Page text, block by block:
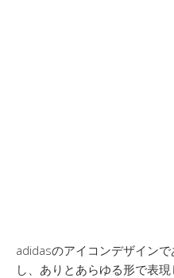
adidasのアイコンデザイン
し、ありとあらゆる形で表現